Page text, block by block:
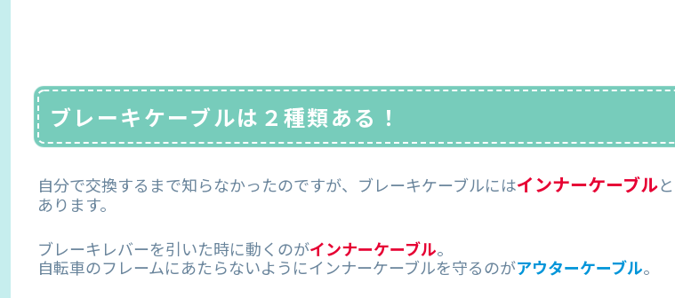
ブレーキケーブルは２種類ある！
自分で交換するまで知らなかったのですが、ブレーキケーブルにはインナーケーブルと
あります。
ブレーキレバーを引いた時に動くのがインナーケーブル。
自転車のフレームにあたらないようにインナーケーブルを守るのがアウターケーブル。